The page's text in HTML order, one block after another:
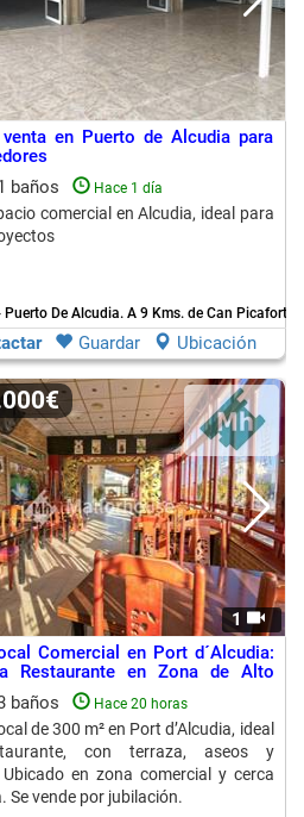
en Puerto de Alcudia para
baños Hace 1 día
comercial en Alcudia, ideal para
Puerto De Alcudia. A 9 Kms. de Can Picafort
Guardar Ubicación
1
Comercial en Port d´Alcudia:
Restaurante en Zona de Alto
baños Hace 20 horas
de 300 m² en Port d’Alcudia, ideal
con terraza, aseos y
en zona comercial y cerca
Se vende por jubilación.